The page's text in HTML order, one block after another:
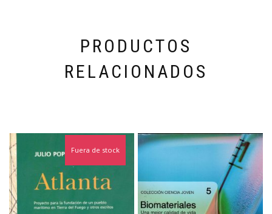
PRODUCTOS
RELACIONADOS
Fuera de stock